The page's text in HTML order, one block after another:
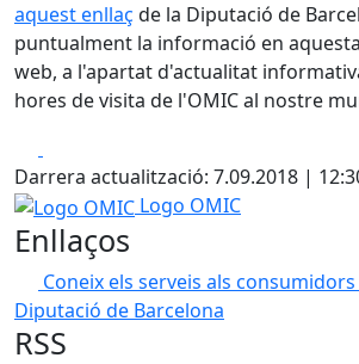
aquest enllaç de la Diputació de
puntualment la informació en
web, a l'apartat d'actualitat
hores de visita de l'OMIC al nostre
Darrera actualització: 7.09.2018 |
Logo OMIC
Logo OMIC
Enllaços
Coneix els serveis als
Diputació de Barcelona
RSS